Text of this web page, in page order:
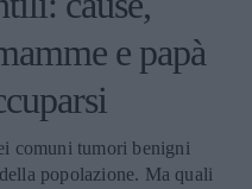
e papà
comuni tumori benigni
popolazione. Ma quali